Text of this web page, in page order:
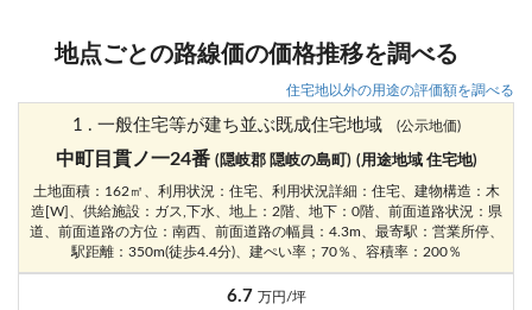
地点ごとの路線価の価格推移を調べる
住宅地以外の用途の評価額を調べる
1 . 一般住宅等が建ち並ぶ既成住宅地域 (公示地価)
中町目貫ノ一24番 (隠岐郡 隠岐の島町) (用途地域 住宅地)
土地面積：162㎡、利用状況：住宅、利用状況詳細：住宅、建物構造：木
造[W]、供給施設：ガス,下水、地上：2階、地下：0階、前面道路状況：県
道、前面道路の方位：南西、前面道路の幅員：4.3m、最寄駅：営業所停、
駅距離：350m(徒歩4.4分)、建ぺい率；70％、容積率：200％
6.7 万円/坪